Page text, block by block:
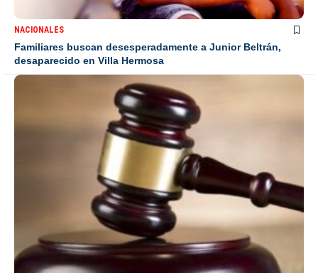
NACIONALES
Familiares buscan desesperadamente a Junior Beltrán,
desaparecido en Villa Hermosa